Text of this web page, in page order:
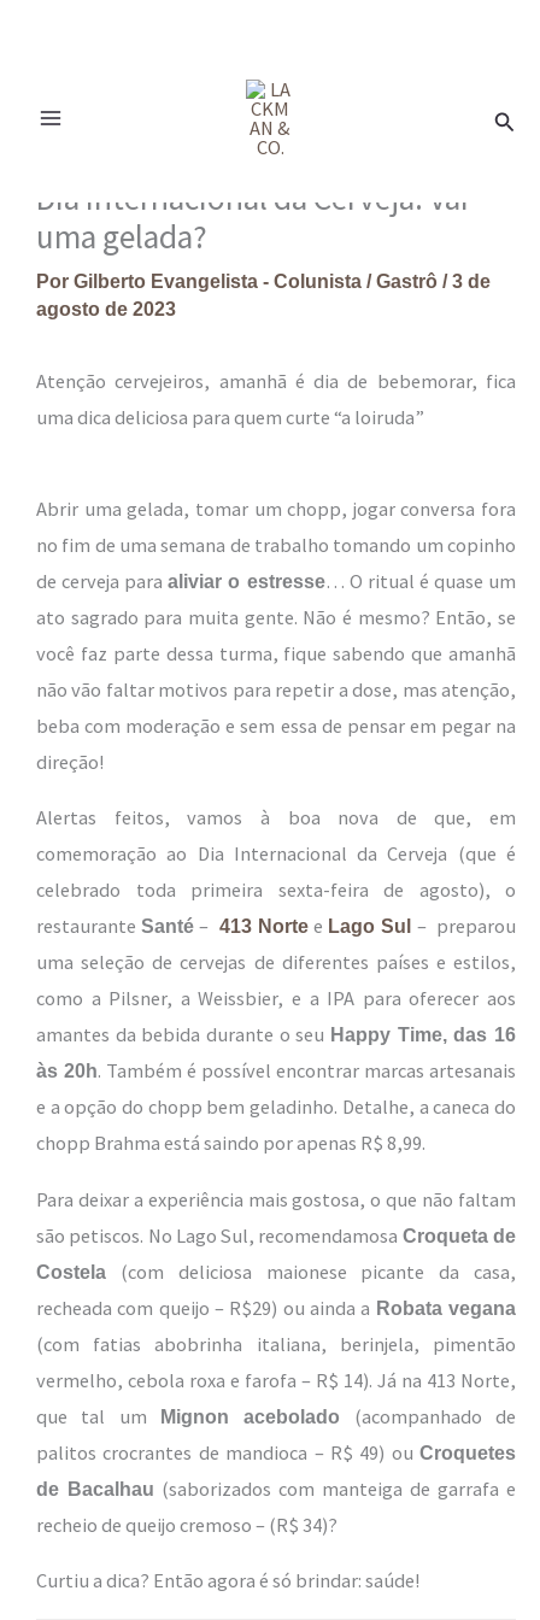
Dia Internacional da Cerveja: Vai
uma gelada?
Por Gilberto Evangelista - Colunista /Gastrô /3 de
agosto de 2023
Atenção cervejeiros, amanhã é dia de bebemorar, fica
uma dica deliciosa para quem curte “a loiruda”
Abrir uma gelada, tomar um chopp, jogar conversa fora
no fim de uma semana de trabalho tomando um copinho
de cerveja paraaliviar o estresse… O ritual é quase um
ato sagrado para muita gente. Não é mesmo? Então, se
você faz parte dessa turma, fique sabendo que amanhã
não vão faltar motivos para repetir a dose, mas atenção,
beba com moderação e sem essa de pensar em pegar na
direção!
Alertas feitos, vamos à boa nova de que, em
comemoração ao Dia Internacional da Cerveja (que é
celebrado toda primeira sexta-feira de agosto), o
restauranteSanté – 413 Nortee Lago Sul – preparou
uma seleção de cervejas de diferentes países e estilos,
como a Pilsner, a Weissbier, e a IPA para oferecer aos
amantes da bebida durante o seu Happy Time, das 16
às 20h. Também é possível encontrar marcas artesanais
e a opção do chopp bem geladinho. Detalhe, a caneca do
chopp Brahma está saindo por apenas R$ 8,99.
Para deixar a experiência mais gostosa, o que não faltam
são petiscos. No Lago Sul, recomendamosa Croqueta de
Costela (com deliciosa maionese picante da casa,
recheada com queijo – R$29) ou ainda a Robata vegana
(com fatias abobrinha italiana, berinjela, pimentão
vermelho, cebola roxa e farofa – R$ 14). Já na 413 Norte,
que tal um
Mignon acebolado
(acompanhado de
palitos crocrantes de mandioca – R$ 49) ou Croquetes
de Bacalhau (saborizados com manteiga de garrafa e
recheio de queijo cremoso – (R$ 34)?
Curtiu a dica? Então agora é só brindar: saúde!